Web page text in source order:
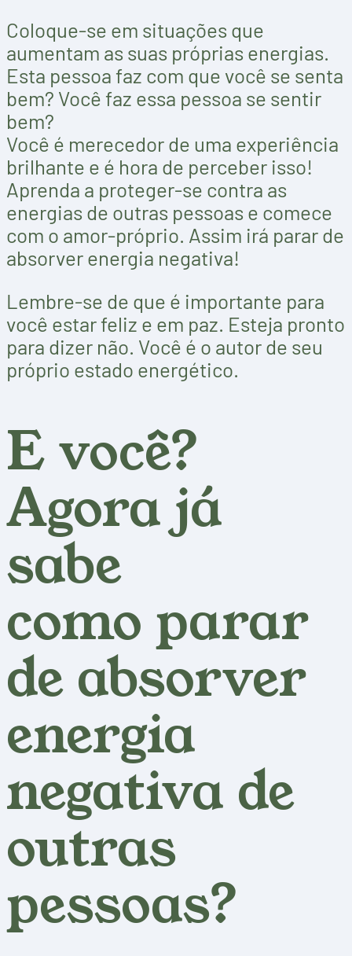
Coloque-se em situações que
aumentam as suas próprias energias.
Esta pessoa faz com que você se senta
bem? Você faz essa pessoa se sentir
bem?
Você é merecedor de uma experiência
brilhante e é hora de perceber isso!
Aprenda a proteger-se contra as
energias de outras pessoas e comece
com o amor-próprio. Assim irá parar de
absorver energia negativa!
Lembre-se de que é importante para
você estar feliz e em paz. Esteja pronto
para dizer não. Você é o autor de seu
próprio estado energético.
E você?
Agora já
sabe
como parar
de absorver
energia
negativa de
outras
pessoas?